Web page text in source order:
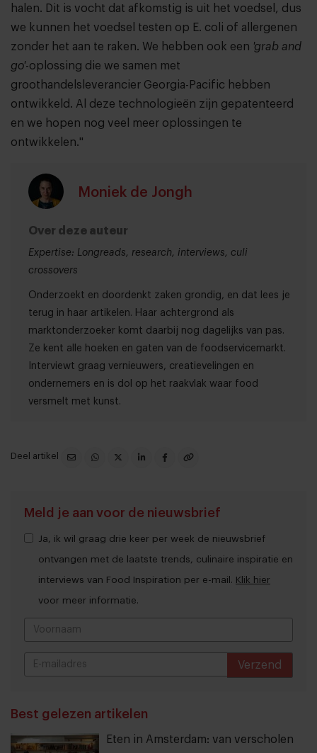
halen. Dit is vocht dat afkomstig is uit het voedsel, dus
we kunnen het voedsel testen op E. coli of allergenen
zonder het aan te raken. We hebben ook een 'grab and
go'-oplossing die we samen met
groothandelsleverancier Georgia-Pacific hebben
ontwikkeld. Al deze technologieën zijn gepatenteerd
en we hopen nog veel meer oplossingen te
ontwikkelen."
Moniek de Jongh
Over deze auteur
Expertise: Longreads, research, interviews, culi
crossovers
Onderzoekt en doordenkt zaken grondig, en dat lees je
terug in haar artikelen. Haar achtergrond als
marktonderzoeker komt daarbij nog dagelijks van pas.
Ze kent alle hoeken en gaten van de foodservicemarkt.
Interviewt graag vernieuwers, creatievelingen en
ondernemers en is dol op het raakvlak waar food
versmelt met kunst.
Deel artikel
Meld je aan voor de nieuwsbrief
Ja, ik wil graag drie keer per week de nieuwsbrief
ontvangen met de laatste trends, culinaire inspiratie en
interviews van Food Inspiration per e-mail. Klik hier
voor meer informatie.
Verzend
Best gelezen artikelen
Eten in Amsterdam: van verscholen